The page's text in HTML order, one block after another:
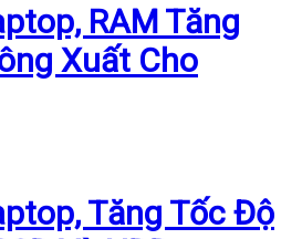
RAM Tăng
Xuất Cho
Tăng Tốc Độ